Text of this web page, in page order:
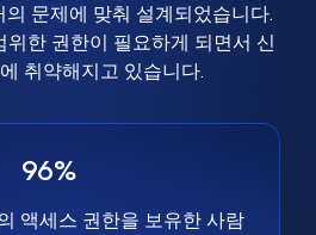
문제에 맞춰 설계되었습니다.
위한 권한이 필요하게 되면서 신
취약해지고 있습니다.
96%
액세스 권한을 보유한 사람